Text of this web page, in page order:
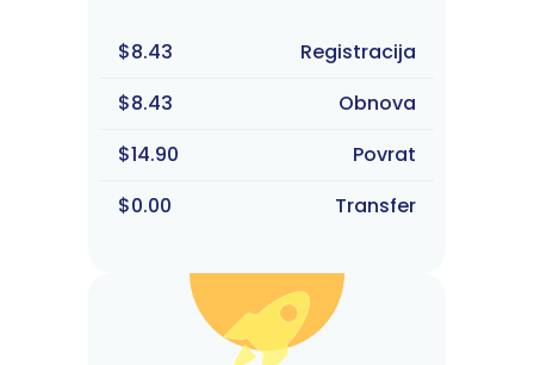
$8.43
Registracija
$8.43
Obnova
$14.90
Povrat
$0.00
Transfer